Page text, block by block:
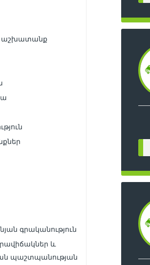
աշխատանք
գրականություն
և
պաշտպանության